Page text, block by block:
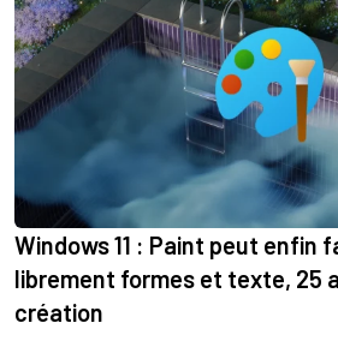
Windows 11 : Paint peut enfin
librement formes et texte, 25
création